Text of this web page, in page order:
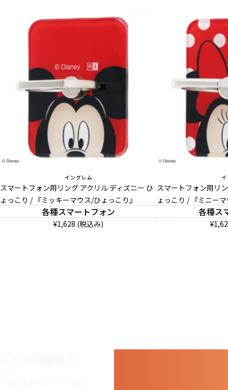
イングレム
スマートフォン用リング アクリル ディズニー ひ
ょっこり / 『ミッキーマウス/ひょっこり』
各種スマートフォン
¥1,628 (税込み)
スマートフォン用リ
ょっこり / 『ミニー
各種ス